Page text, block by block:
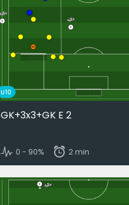
U10
GK+3x3+GK E 2
0 - 90% 2 min